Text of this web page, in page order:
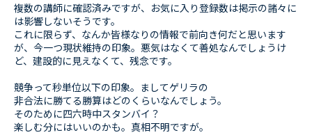
複数の講師に確認済みですが、お気に入り登録数は掲示の諸々に
は影響しないそうです。
これに限らず、なんか皆様なりの情報で前向き何だと思います
が、今一つ現状維持の印象。悪気はなくて善処なんでしょうけ
ど、建設的に見えなくて、残念です。
競争って秒単位以下の印象。ましてゲリラの
非合法に勝てる勝算はどのくらいなんでしょう。
そのために四六時中スタンバイ？
楽しむ分にはいいのかも。真相不明ですが。